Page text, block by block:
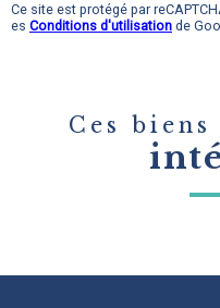
Ce site est protégé par
es Conditions d'utilisation de
Ces